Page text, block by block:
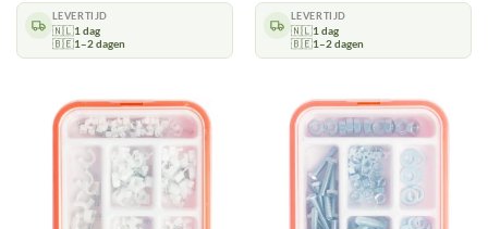
LEVERTIJD
🇳🇱1 dag
🇧🇪1–2 dagen
LEVERTIJD
🇳🇱1 dag
🇧🇪1–2 dagen